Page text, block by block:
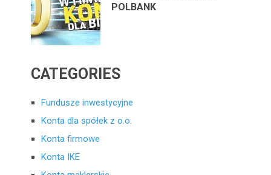
POLBANK
CATEGORIES
Fundusze inwestycyjne
Konta dla spółek z o.o.
Konta firmowe
Konta IKE